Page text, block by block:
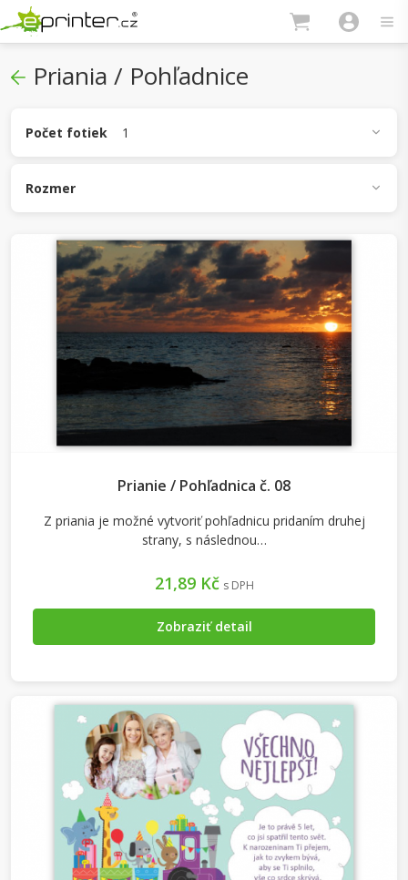
Priania / Pohľadnice
Počet fotiek
1
Rozmer
150 x 150 mm
150 x 100 mm
Prianie / Pohľadnica č. 08
Z priania je možné vytvoriť pohľadnicu pridaním druhej
strany, s následnou…
21,89 Kč s DPH
Zobraziť detail